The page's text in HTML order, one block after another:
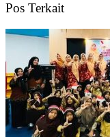
Pos Terkait